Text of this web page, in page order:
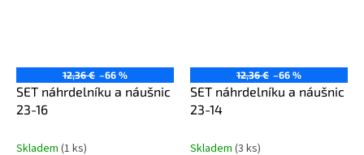
12,36 € –66 %
SET náhrdelníku a náušnic
23-16
Skladem (1 ks)
12,36 € –66 %
SET náhrdelníku a náušnic
23-14
Skladem (3 ks)